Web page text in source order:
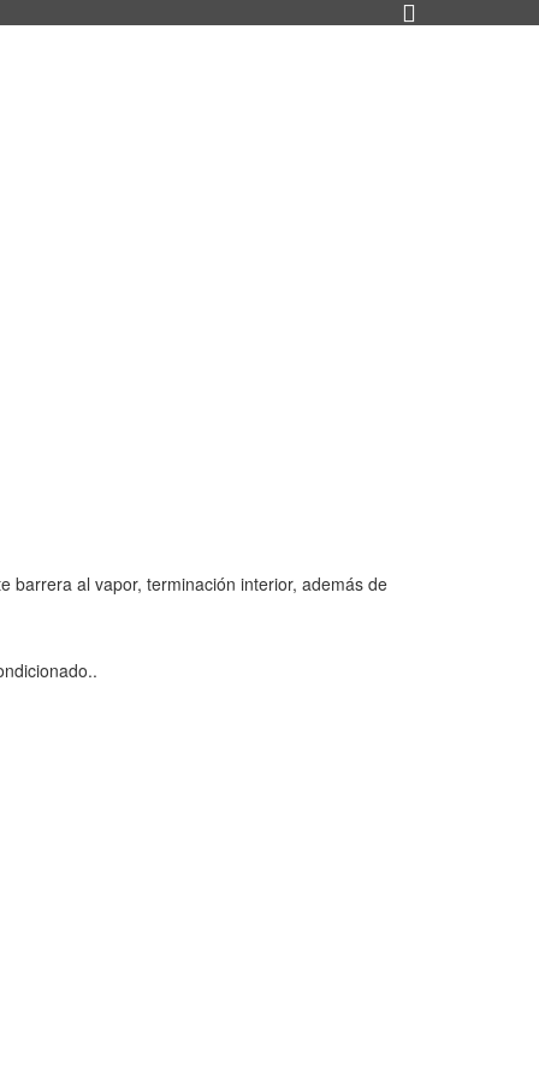
barrera al vapor, terminación interior, además de